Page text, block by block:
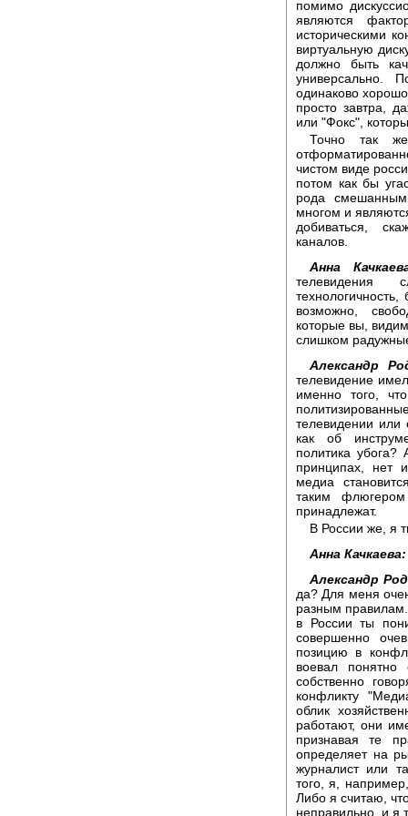
помимо
являются
историческими
виртуальную
должно быть
универсально.
одинаково
просто завтра,
или "Фокс",
Точно так
чистом виде
потом как бы
рода
многом и
добиваться,
каналов.
Анна
телевидения
возможно,
которые вы,
слишком
Александр
телевидение
именно того,
телевидении или
как об
политика
принципах, нет
медиа
таким
принадлежат.
В России же, я
Анна Качкаева:
Александр
да? Для меня
разным правилам.
в России ты
совершенно
позицию в
воевал
собственно
конфликту
облик
работают, они
признавая те
определяет на
журналист или
того, я,
Либо я считаю,
неправильно, и я